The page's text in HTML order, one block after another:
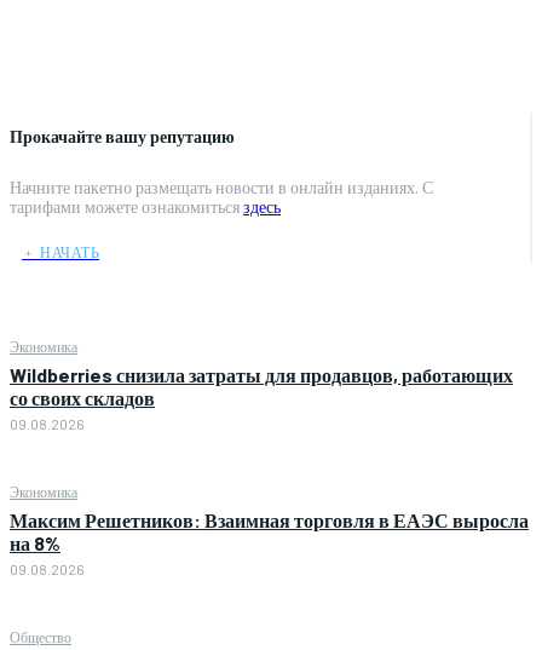
Прокачайте вашу репутацию
Начните пакетно размещать новости в онлайн изданиях. С
тарифами можете ознакомитьсяздесь
﹢ НАЧАТЬ
Экономика
Wildberries снизила затраты для продавцов, работающих
со своих складов
09.08.2026
Экономика
Максим Решетников: Взаимная торговля в ЕАЭС выросла
на 8%
09.08.2026
Общество